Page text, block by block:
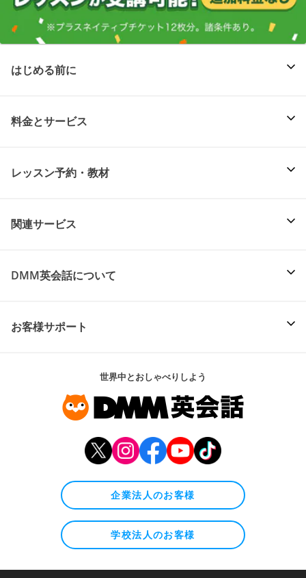
はじめる前に
料金とサービス
レッスン予約・教材
関連サービス
DMM英会話について
お客様サポート
世界中とおしゃべりしよう
企業法人のお客様
学校法人のお客様